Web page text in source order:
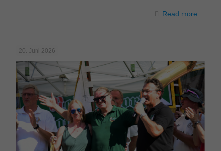
Read more
20. Juni 2026